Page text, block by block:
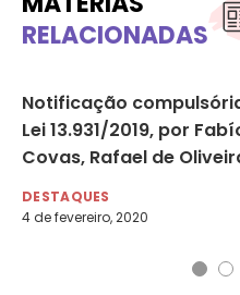
RELACIONADAS
Notificação
Lei 13.931/2019, por
Covas, Rafael de
DESTAQUES
4 de fevereiro, 2020